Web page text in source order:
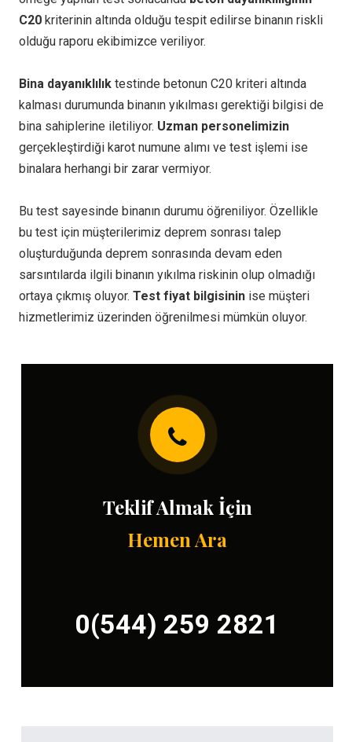
C20 kriterinin altında olduğu tespit edilirse binanın riskli
olduğu raporu ekibimizce veriliyor.
Bina dayanıklılık testinde betonun C20 kriteri altında
kalması durumunda binanın yıkılması gerektiği bilgisi de
bina sahiplerine iletiliyor. Uzman personelimizin
gerçekleştirdiği karot numune alımı ve test işlemi ise
binalara herhangi bir zarar vermiyor.
Bu test sayesinde binanın durumu öğreniliyor. Özellikle
bu test için müşterilerimiz deprem sonrası talep
oluşturduğunda deprem sonrasında devam eden
sarsıntılarda ilgili binanın yıkılma riskinin olup olmadığı
ortaya çıkmış oluyor. Test fiyat bilgisinin ise müşteri
hizmetlerimiz üzerinden öğrenilmesi mümkün oluyor.
Teklif Almak İçin
Hemen Ara
0(544) 259 2821